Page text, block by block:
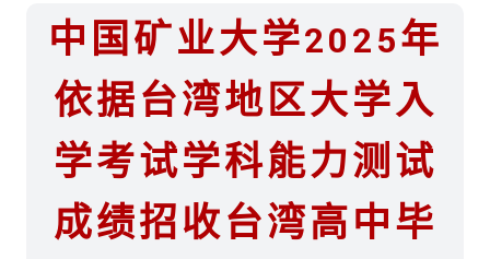
中国矿业大学2025年
依据台湾地区大学入
学考试学科能力测试
成绩招收台湾高中毕